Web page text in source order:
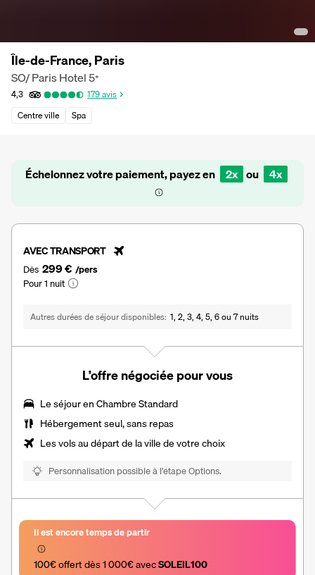
Île-de-France, Paris
SO/ Paris Hotel5*
4,3 179avis
Centre ville
Spa
Échelonnez votre paiement, payez en 2x ou 4x
AVEC TRANSPORT
Dès 299 € /pers
Pour 1 nuit
Autres durées de séjour disponibles 1, 2, 3, 4, 5, 6 ou 7 nuits
L’offre négociée pour vous
Le séjour en Chambre Standard
Hébergement seul, sans repas
Les vols au départ de la ville de votre choix
Personnalisation possible à l’étape Options.
Il est encore temps de partir
100€ offert dès 1 000€ avec SOLEIL100